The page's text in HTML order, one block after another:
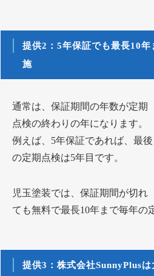
提供2：5年保証でも最長10
施
通常は、保証期間の年数が定期
点検の終わりの年になります。
例えば、5年保証であれば、最後
の定期点検は5年目です。
児玉塗装では、保証期間が切れ
ても無料で最長10年まで毎年の
提供3：株式会社SunnyPlus